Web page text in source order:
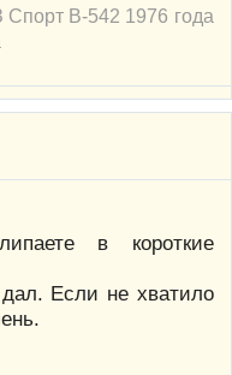
В-542 1976 года
в короткие
Если не хватило